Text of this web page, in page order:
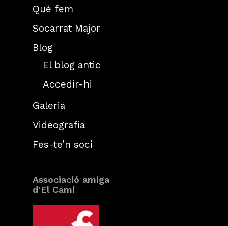
Què fem
Socarrat Major
Blog
El blog antic
Accedir-hi
Galeria
Videografia
Fes-te’n soci
Associació amiga
d’El Camí